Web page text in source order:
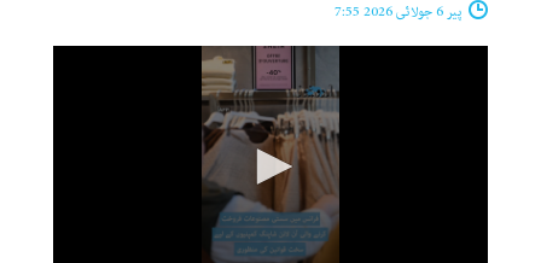
پیر 6 جولائی 2026 7:55